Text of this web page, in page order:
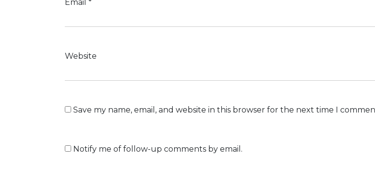
Email *
Website
Save my name, email, and website in this browser for the next time I
Notify me of follow-up comments by email.